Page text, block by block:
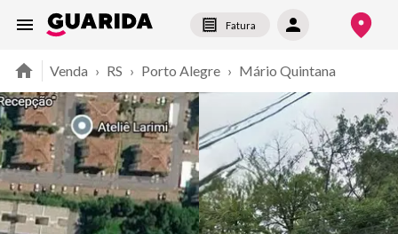
Fatura
Venda › RS › Porto Alegre › Mário Quintana